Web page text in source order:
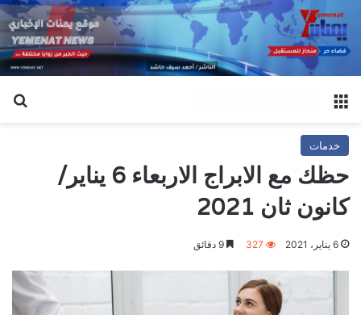
خدمات
حظك مع الابراج الاربعاء 6 يناير/
كانون ثان 2021
6 يناير، 2021 327